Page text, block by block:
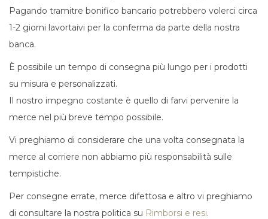
Pagando tramitre bonifico bancario potrebbero volerci circa
1-2 giorni lavortaivi per la conferma da parte della nostra
banca.
È possibile un tempo di consegna più lungo per i prodotti
su misura e personalizzati.
Il nostro impegno costante è quello di farvi pervenire la
merce nel più breve tempo possibile.
Vi preghiamo di considerare che una volta consegnata la
merce al corriere non abbiamo più responsabilità sulle
tempistiche.
Per consegne errate, merce difettosa e altro vi preghiamo
di consultare la nostra politica su Rimborsi e resi.